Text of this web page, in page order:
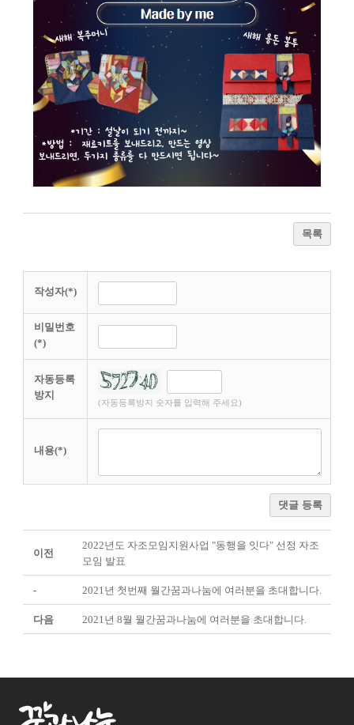
목록
작성자(*)
비밀번호
(*)
자동등록
방지
(자동등록방지 숫자를 입력해 주세요)
내용(*)
댓글 등록
이전
2022년도 자조모임지원사업 "동행을 잇다" 선정 자조
모임 발표
- 2021년 첫번째 월간꿈과나눔에 여러분을 초대합니다.
다음 2021년 8월 월간꿈과나눔에 여러분을 초대합니다.